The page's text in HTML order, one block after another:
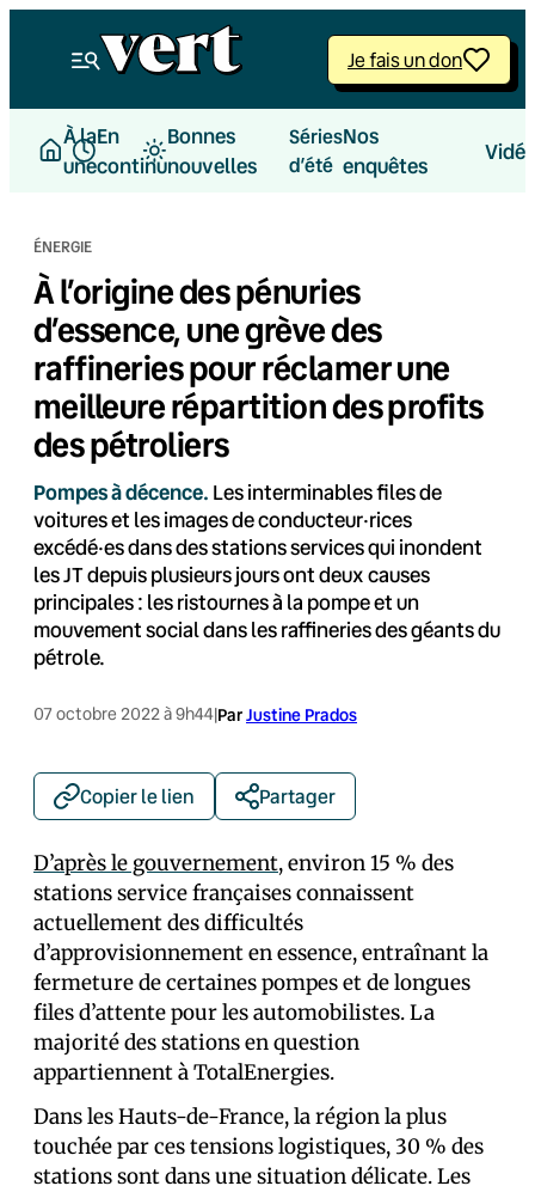
Je fais un don
À la
une
En
continu
Bonnes
nouvelles
Séries
d’été
Nos
enquêtes
ÉNERGIE
À l’origine des pénuries
d’essence, une grève des
raffineries pour réclamer une
meilleure répartition des profits
des pétroliers
Pompes à décence. Les interminables files de
voitures et les images de conducteur·rices
excédé·es dans des stations services qui inondent
les JT depuis plusieurs jours ont deux causes
principales : les ristournes à la pompe et un
mouvement social dans les raffineries des géants du
pétrole.
07 octobre 2022 à 9h44|ParJustine Prados
Copier le lien Partager
D’après le gouvernement, environ 15 % des
stations service françaises connaissent
actuellement des difficultés
d’approvisionnement en essence, entraînant la
fermeture de certaines pompes et de longues
files d’attente pour les automobilistes. La
majorité des stations en question
appartiennent à TotalEnergies.
Dans les Hauts-de-France, la région la plus
touchée par ces tensions logistiques, 30 % des
stations sont dans une situation délicate. Les